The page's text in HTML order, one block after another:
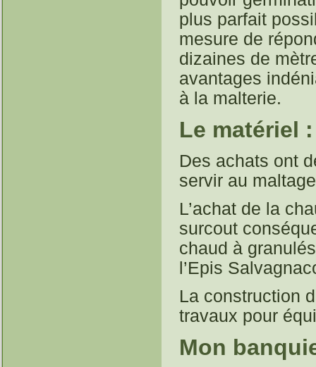
plus parfait
mesure de
dizaines de
avantages
à la malterie.
Le matériel :
Des achats ont
servir au
L’achat de la
surcout
chaud à
l’Epis
La construction
travaux pour
Mon